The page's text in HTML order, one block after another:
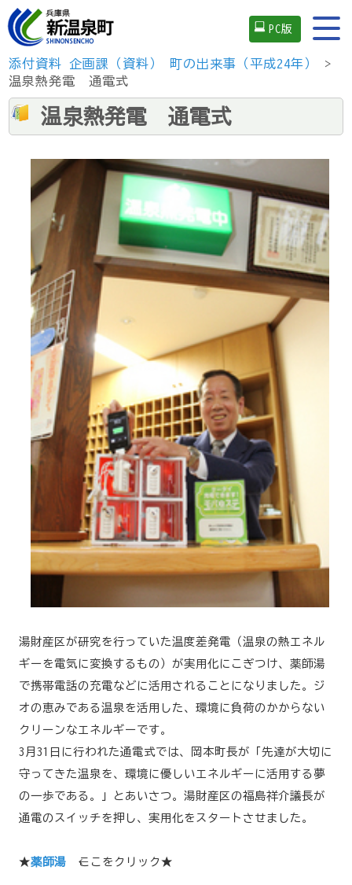
PC版
添付資料 企画課（資料） 町の出来事（平成24年）
>
温泉熱発電 通電式
温泉熱発電 通電式
湯財産区が研究を行っていた温度差発電（温泉の熱エネル
ギーを電気に変換するもの）が実用化にこぎつけ、薬師湯
で携帯電話の充電などに活用されることになりました。ジ
オの恵みである温泉を活用した、環境に負荷のかからない
クリーンなエネルギーです。
3月31日に行われた通電式では、岡本町長が「先達が大切に
守ってきた温泉を、環境に優しいエネルギーに活用する夢
の一歩である。」とあいさつ。湯財産区の福島祥介議長が
通電のスイッチを押し、実用化をスタートさせました。
★薬師湯←ここをクリック★